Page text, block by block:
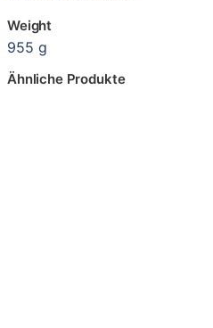
Weight
955 g
Ähnliche Produkte